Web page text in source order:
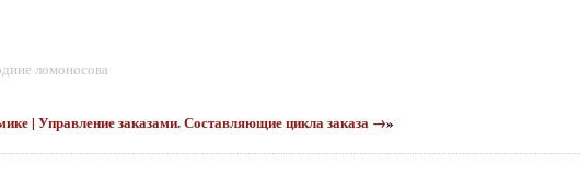
ломоносова
| Управление заказами. Составляющие цикла заказа →»